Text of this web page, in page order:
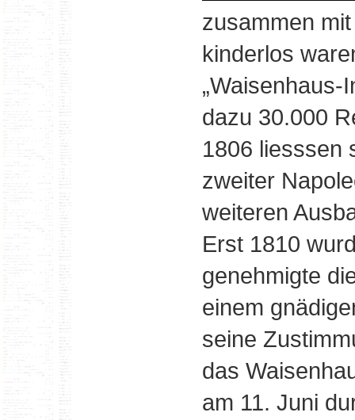
zusammen
kinderlos
dazu 30.000
1806 liesssen
zweiter
weiteren
Erst 1810
genehmigte
einem
seine
das
am 11. Juni